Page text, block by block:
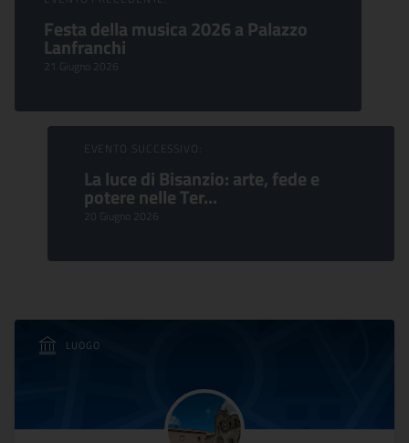
Festa della musica 2026 a Palazzo
Lanfranchi
21 Giugno 2026
EVENTO SUCCESSIVO:
La luce di Bisanzio: arte, fede e
potere nelle Ter...
20 Giugno 2026
LUOGO